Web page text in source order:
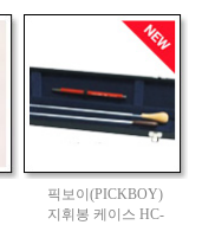
픽보이(PICKBOY)
지휘봉 케이스 HC-